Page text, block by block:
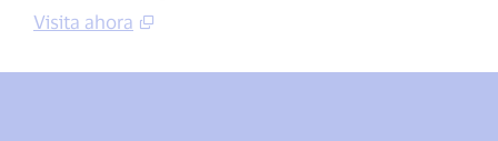
Visita ahora